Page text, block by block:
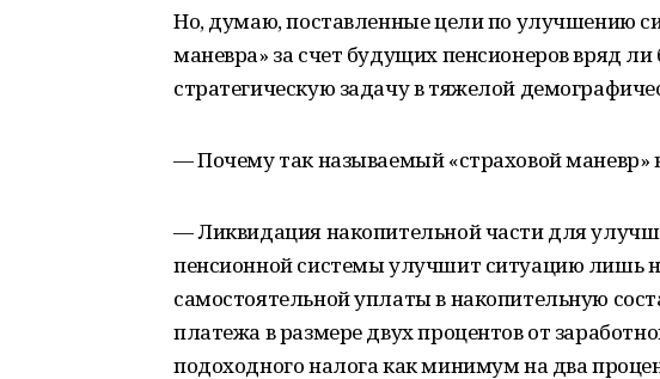
Но, думаю, поставленные цели по улучшению
маневра» за счет будущих пенсионеров вряд
стратегическую задачу в тяжелой
— Почему так называемый «страховой маневр»
— Ликвидация накопительной части для
пенсионной системы улучшит ситуацию лишь
самостоятельной уплаты в накопительную
платежа в размере двух процентов от
подоходного налога как минимум на два